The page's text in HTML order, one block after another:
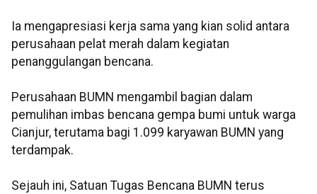
Ia mengapresiasi kerja sama yang kian solid antara
perusahaan pelat merah dalam kegiatan
penanggulangan bencana.
Perusahaan BUMN mengambil bagian dalam
pemulihan imbas bencana gempa bumi untuk warga
Cianjur, terutama bagi 1.099 karyawan BUMN yang
terdampak.
Sejauh ini, Satuan Tugas Bencana BUMN terus